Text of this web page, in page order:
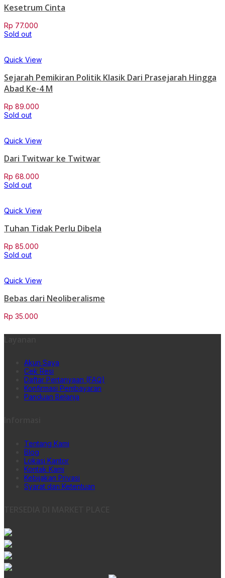
Kesetrum Cinta
Rp 77.000
Sold out
Quick View
Sejarah Pemikiran Politik Klasik Dari Prasejarah Hingga
Abad Ke-4 M
Rp 89.000
Sold out
Quick View
Dari Twitwar ke Twitwar
Rp 68.000
Sold out
Quick View
Tuhan Tidak Perlu Dibela
Rp 85.000
Sold out
Quick View
Bebas dari Neoliberalisme
Rp 35.000
Akun Saya
Cek Resi
Daftar Pertanyaan (FAQ)
Konfirmasi Pembayaran
Panduan Belanja
Tentang Kami
Blog
Lokasi Kantor
Kontak Kami
Kebijakan Privasi
Syarat dan Ketentuan